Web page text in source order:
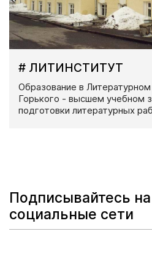
# ЛИТИНСТИТУТ
Образование в
Горького - высшем учебном
подготовки литературных
Подписывайтесь
социальные сети